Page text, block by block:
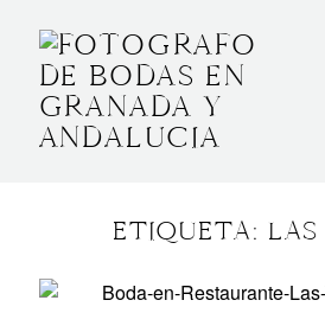
ETIQUETA: LAS
BODAS